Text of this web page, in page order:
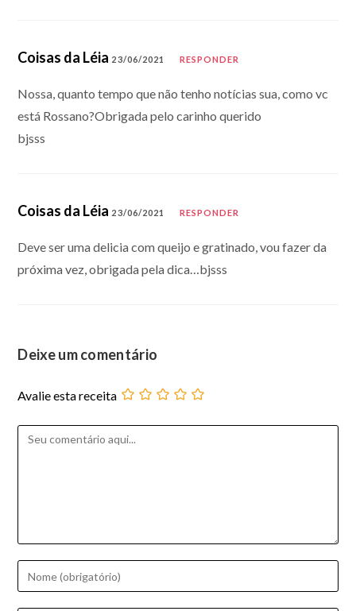
Coisas da Léia 23/06/2021 RESPONDER
Nossa, quanto tempo que não tenho notícias sua, como vc
está Rossano?Obrigada pelo carinho querido
bjsss
Coisas da Léia 23/06/2021 RESPONDER
Deve ser uma delicia com queijo e gratinado, vou fazer da
próxima vez, obrigada pela dica…bjsss
Deixe um comentário
Avalie esta receita
Comentário
seu